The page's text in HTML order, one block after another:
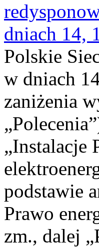
dniach 14,
Polskie
w dniach
zaniżenia
„Instalacje
podstawie
Prawo
zm., dalej